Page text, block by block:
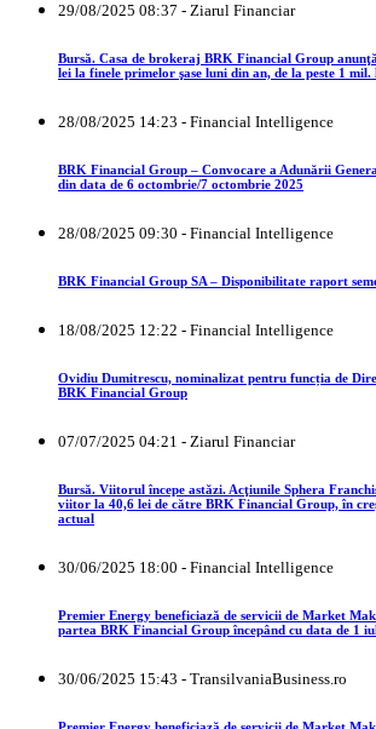
29/08/2025 08:37 - Ziarul Financiar
Bursă. Casa de brokeraj BRK Financial Group
lei la finele primelor şase luni din an, de la peste 1 mil.
28/08/2025 14:23 - Financial Intelligence
BRK Financial Group – Convocare a Adunării
din data de 6 octombrie/7 octombrie 2025
28/08/2025 09:30 - Financial Intelligence
BRK Financial Group SA – Disponibilitate raport
18/08/2025 12:22 - Financial Intelligence
Ovidiu Dumitrescu, nominalizat pentru funcția de
BRK Financial Group
07/07/2025 04:21 - Ziarul Financiar
Bursă. Viitorul începe astăzi. Acţiunile Sphera
viitor la 40,6 lei de către BRK Financial Group, în
actual
30/06/2025 18:00 - Financial Intelligence
Premier Energy beneficiază de servicii de Market
partea BRK Financial Group începând cu data de 1
30/06/2025 15:43 - TransilvaniaBusiness.ro